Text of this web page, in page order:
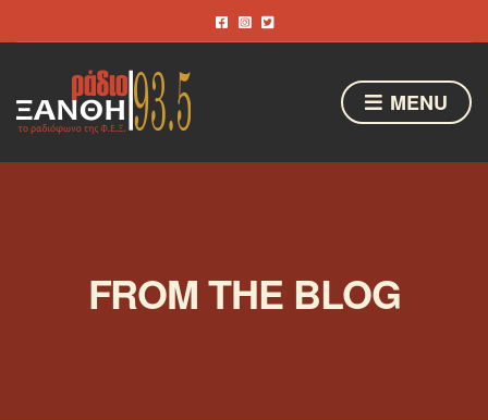
MENU
FROM THE BLOG